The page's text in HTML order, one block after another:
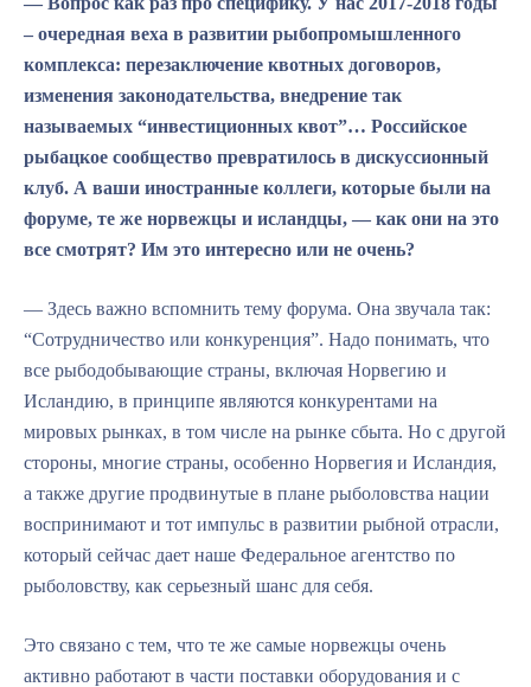
– очередная веха в развитии рыбопромышленного
комплекса: перезаключение квотных договоров,
изменения законодательства, внедрение так
называемых “инвестиционных квот”… Российское
рыбацкое сообщество превратилось в дискуссионный
клуб. А ваши иностранные коллеги, которые были на
форуме, те же норвежцы и исландцы, — как они на это
все смотрят? Им это интересно или не очень?
— Здесь важно вспомнить тему форума. Она звучала так:
“Сотрудничество или конкуренция”. Надо понимать, что
все рыбодобывающие страны, включая Норвегию и
Исландию, в принципе являются конкурентами на
мировых рынках, в том числе на рынке сбыта. Но с другой
стороны, многие страны, особенно Норвегия и Исландия,
а также другие продвинутые в плане рыболовства нации
воспринимают и тот импульс в развитии рыбной отрасли,
который сейчас дает наше Федеральное агентство по
рыболовству, как серьезный шанс для себя.
Это связано с тем, что те же самые норвежцы очень
активно работают в части поставки оборудования и с